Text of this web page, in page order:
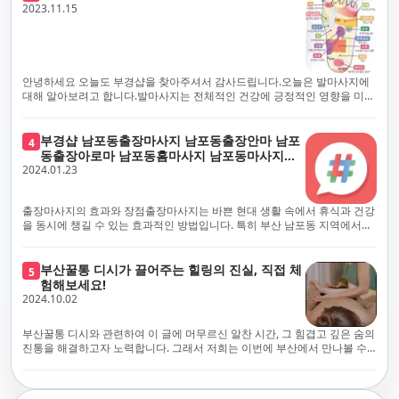
선택하는 것이 중요합니다.부산에서 러시아 홈케어를 전문으로 하는 부경샵
은, 항상 후불제로 운영하면서 청결과 안전을 가장 중요하게 여깁니다. 부산
에서 진정으로 즐거운 부산 러시아 홈케어 경험을 해보시길 바랍니다. 그렇
죠, 부경샵은 선입금을 요구하지 않아요. 부산 러시아 홈케어를 선택하기 전
에, 주의해야 할 사항들을 반드시 확인해 보세요. 선입금 관련 사기에는 항상
조심해야 합니다. 070으로 시작하는 인터넷 전화나 텔레그램 같은 메시지
앱에만 의존하는 업체는 특히 더 조심해 주세요. 이런 경우, 선입금을 하지
부경샵은 부산 출장 후불제 서비스를 모범적으로 운영하고 있으며, 명성을
악용하는 사기 업체로부터 발생할 수 있는 모든 부정행위와 간접적인 피해
를 방지하기 위해 노력하고 있어요. 만약 부경샵 을 사칭하며 선불 결제를 요
구하는 마사지 서비스를 발견하신다면, 그런 곳은 피하시고 저희에게 알려
주세요.부경샵에서는 모든 서비스가 관리사가 도착한 후에 결제하는 걸 기
본으로 해요. 부경샵은 부산에서 부산 러시아 홈케어를 전문으로 하며,
100% 후불제를 거래의 기본으로 삼고 있어요. 왜 부경샵이 특별한지 궁금하
시죠? 여기서만 느낄 수 있는 특별한 경험을 소개합니다! 부경샵과 함께라면
험을 제공해요. 준비하신 모든 것에 놀랄 준비를 하세요. 부경샵은 오랜 시간
동안 지역에서 최고의 출장업체가 되겠다는 하나의 신념으로 노력해 왔어
요.부경샵의 전통적인 서비스로, 단 한 순간도 낭비하지 않고 쌓인 피로를 풀
어드릴 거예요. 비가 오든 눈이 오든, 어디에 계시든 부경샵이 찾아가 도와드
릴게요. 부경샵의 서비스는 부산의 모든 곳, 집이든 모텔이든 호텔이든 오피
스텔이든 아파트든, 여러분을 위해 준비되어 있어요.부경샵 지역에서 가장
멀리까지 다니며, 편리함을 최우선으로 생각해요. 빠르고 효율적인 운영 시
게 조절되어, 진정한 에너지 회복을 경험하실 수 있어요.부경샵은 부산에서
전문적으로 훈련된 관리사를 다수 보유하고 있음을 자랑스럽게 여깁니다.
현대 사회의 불확실성 속에서, 부경샵은 안전을 최우선으로 여기며, 이를 위
해 100% 후불제 시행은 물론, 코로나19 상황에서도 관리사들의 건강 진단
업체에 대해서는 경계하는 것이 중요합니다. 부경샵의 접근 방식과 정책은
인천에서의 안전하고 신뢰할 수 있는 고품질 마사지 경험을 집앞에서 제공
하기 위해 고안되었습니다. 부경샵은 부산 일본인 홈케어 서비스를 전문으
로 하며, 항상 고객님의 편의와 안전을 최우선으로 고려하여 후불제 시스템
거운 마사지 경험을 보장합니다. 부경샵의 서비스는 선입금 없이 이용 가능
한 부산 일본인 홈케어로, 선입금 요구 없이 서비스를 제공함으로써 고객님
의 신뢰를 최우선으로 합니다. 이용 전 주의사항을 꼼꼼히 확인하시고, 선입
금 사기로부터 자신을 보호하는 것이 중요합니다. 부산 일본인 홈케어 서비
스를 찾으실 때는 070으로 시작하는 인터넷 전화번호나 텔레그램과 같은 메
시징 플랫폼만을 이용하는 업체에 주의해야 합니다. 이러한 서비스는 선지
급 없이 이용할 수 있어야 하며, 부경샵은 이러한 걱정 없이 안전하고 신뢰할
수 있는 서비스를 제공합니다. 부경샵은 부산 일본인 홈케어 후불제의 모범
적인 피해가 발생하지 않도록 지속적으로 노력하고 있습니다. 부경샵을 사
칭하여 선불 결제를 요구하는 마사지 서비스에 대해서는 각별한 주의가 필
요합니다. '부경샵'은 관리사의 도착 이후에 결제가 이루어지는 후불제를
기본 원칙으로 하는 부산 일본인 홈케어 전문 업체입니다. 이 운영 방식은 고
객님의 신뢰를 최우선으로 여기며, 모든 코스에서 100% 후불제를 시행하고
있습니다. 왜 부경샵이 부산에서 특별한지, 그 이유를 알려드리겠습니다.
여기서는 단순한 부산 일본인 홈케어 서비스를 넘어서, 비교 불가한 경험을
러분을 기다리고 있으니, 준비되셨나요? 부경샵은 오랜 시간 동안 지역 최
2023.11.15
안녕하세요 오늘도 부경샵을 찾아주셔서 감사드립니다.오늘은 발마사지에
대해 알아보려고 합니다.발마사지는 전체적인 건강에 긍정적인 영향을 미칠
명하겠습니다.근육 이완과 피로 완화: 발마사지는 발 아치, 발가락, 발등 등
에 위치한 다양한 근육을 이완시키는 효과가 있습니다. 일상적인 활동이나
장시간의 서있는 자세로 인해 긴장된 발 근육을 느슨하게 만들어주어 편안
함을 제공합니다. 이는 근육의 유연성을 향상시키고 근육의 혈액순환을 촉
진하는 데 도움이 됩니다.혈액순환 개선: 발마사지는 혈액순환을 촉진하는
데 기여합니다. 마사지로 근육과 혈관이 이완되면 혈액이 더 원활하게 흐르
게 되어 세포와 조직에 산소와 영양소가 빠르게 공급됩니다. 이는 세포의 기
장된 근육과 신경을 완화시켜 스트레스를 감소시킵니다. 발에는 다양한 신
경과 결절이 모여있어, 발마사지를 통해 이를 자극함으로써 정신적인 편안
함을 제공하는데 도움이 됩니다. 이는 스트레스 호르몬의 감소와 함께 심신
의 안정을 촉진합니다.면역 시스템 강화: 정기적인 발마사지는 면역 시스템
의 활동을 촉진하여 감염 및 질병에 대한 저항력을 향상시킬 수 있습니다. 마
사지는 림프순환을 촉진하고 세포 배출물을 제거함으로써 면역 시스템을 지
원합니다.숙면 유도: 발마사지는 긴장된 근육과 신경을 완화시켜 수면에 도
특정 포인트를 자극함으로써 소화 기능을 개선하는데 도움이 될 수 있습니
4 부경샵 남포동출장마사지 남포동출장안마 남포
동출장아로마 남포동홈마사지 남포동마사지출
장
2024.01.23
출장마사지의 효과와 장점출장마사지는 바쁜 현대 생활 속에서 휴식과 건강
을 동시에 챙길 수 있는 효과적인 방법입니다. 특히 부산 남포동 지역에서
와 신체적, 정신적 피로를 효과적으로 완화합니다. 전문 마사지사의 숙련된
손길은 긴장된 근육을 이완시키고, 스트레스 호르몬 수치를 감소시켜 마음
의 안정을 가져다 줍니다. 이는 일상의 업무 효율성을 높이고, 전반적인 삶의
질을 향상시키는 데 기여합니다.근육 이완과 유연성 향상:꾸준한 출장마사
지는 근육의 긴장과 경직을 해소하고 유연성을 향상시킵니다. 이는 운동 성
능을 개선하고, 근골격계 문제 및 부상 예방에 도움이 됩니다. 또한, 규칙적
인 마사지는 자세 개선에도 긍정적인 영향을 미칩니다.혈액 순환 촉진과 신
촉진합니다. 이는 신진대사를 활성화하고, 독소 배출을 돕습니다. 결과적으
5 부산꿀통 디시가 끌어주는 힐링의 진실, 직접 체
험해보세요!
2024.10.02
부산꿀통 디시와 관련하여 이 글에 머무르신 알찬 시간, 그 힘겹고 깊은 숨의
진통을 해결하고자 노력합니다. 그래서 저희는 이번에 부산에서 만나볼 수
그 해결책을 찾는 것이 어려운 상황을 맞이하는 경우가 많습니다. 부산꿀통